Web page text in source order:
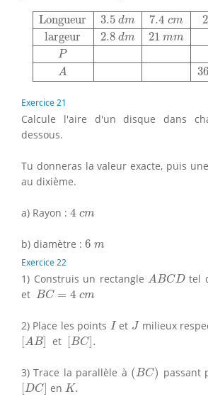
Longueur 3.5 dm 7.4 cm
largeur 2.8 dm 21 mm
P
A
Longueur3.5dm7.4cm20cm7.2
Exercice 21
Calcule l'aire d'un disque dans
dessous.
Tu donneras la valeur exacte, puis
au dixième.
a) Rayon : 4 cm
4 cm
b) diamètre : 6 m
6 m
Exercice 22
1) Construis un rectangleABCD
A BCD tel
et BC = 4 cm
BC= m
2) Place les points I
Iet Jmilieux
[AB]
[A B] et [BC].
[BC]
3) Trace la parallèle à (BC)
(BC) passant
DC]
[DC] en K.
K.